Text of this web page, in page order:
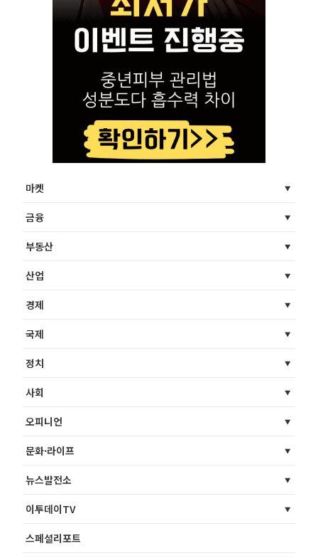
마켓
금융
부동산
산업
경제
국제
정치
사회
오피니언
문화·라이프
뉴스발전소
이투데이TV
스페셜리포트